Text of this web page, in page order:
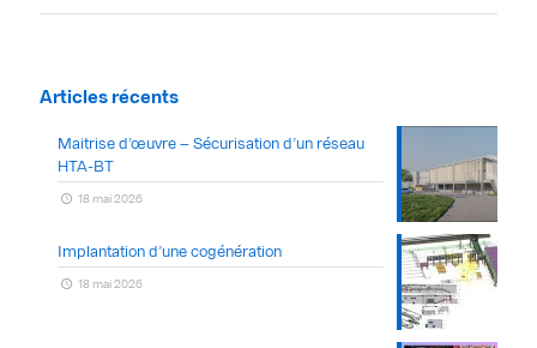
Articles récents
Maitrise d’œuvre – Sécurisation d’un réseau
HTA-BT
18 mai 2026
Implantation d’une cogénération
18 mai 2026